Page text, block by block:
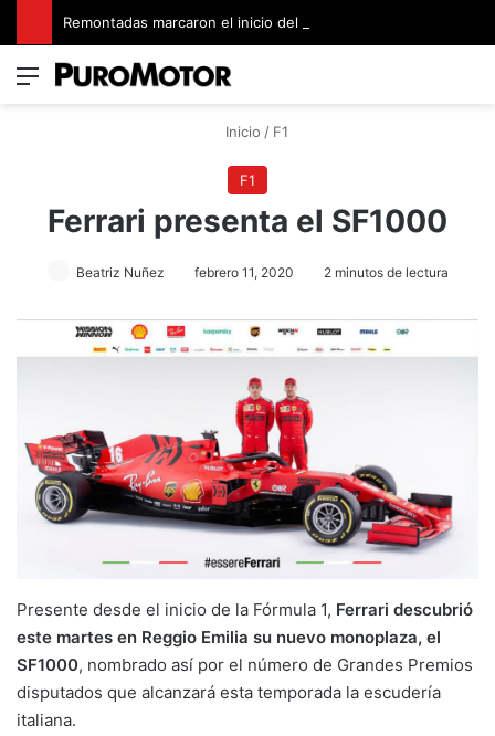
Menú
Inicio / F1
F1
Ferrari presenta el SF1000
Beatriz Nuñez febrero 11, 2020 2 minutos de lectura
Presente desde el inicio de la Fórmula 1, Ferrari descubrió
este martes en Reggio Emilia su nuevo monoplaza, el
SF1000, nombrado así por el número de Grandes Premios
disputados que alcanzará esta temporada la escudería
italiana.